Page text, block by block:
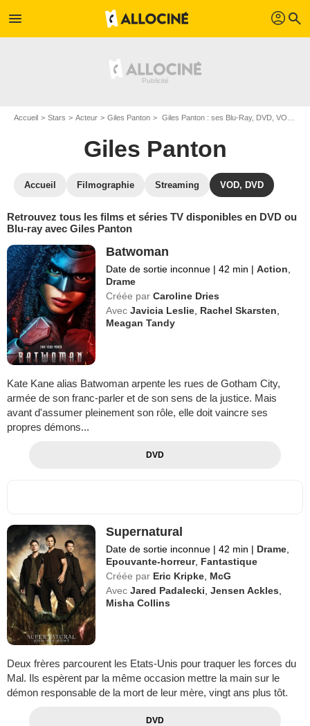
menu profil search
Accueil Stars Acteur Giles Panton Giles Panton : ses Blu-Ray, DVD, VOD, SVOD
Giles Panton
Accueil Filmographie Streaming VOD, DVD
Retrouvez tous les films et séries TV disponibles en DVD ou
Blu-ray avec Giles Panton
Batwoman
Date de sortie inconnue | 42 min | Action
Drame
Créée par Caroline Dries
Avec Javicia Leslie Rachel Skarsten
Meagan Tandy
Kate Kane alias Batwoman arpente les rues de Gotham City,
armée de son franc-parler et de son sens de la justice. Mais
avant d'assumer pleinement son rôle, elle doit vaincre ses
propres démons...
DVD
Supernatural
Date de sortie inconnue | 42 min | Drame
Epouvante-horreur, Fantastique
Créée par Eric Kripke McG
Avec Jared Padalecki ,Jensen Ackles
Misha Collins
Deux frères parcourent les Etats-Unis pour traquer les forces du
Mal. Ils espèrent par la même occasion mettre la main sur le
démon responsable de la mort de leur mère, vingt ans plus tôt.
DVD